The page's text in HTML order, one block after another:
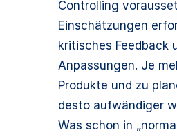
Controlling
Einschätzungen
kritisches Feedback
Anpassungen. Je
Produkte und zu
desto aufwändiger
Was schon in